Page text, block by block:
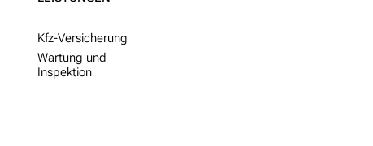
Kfz-Versicherung
Wartung und
Inspektion